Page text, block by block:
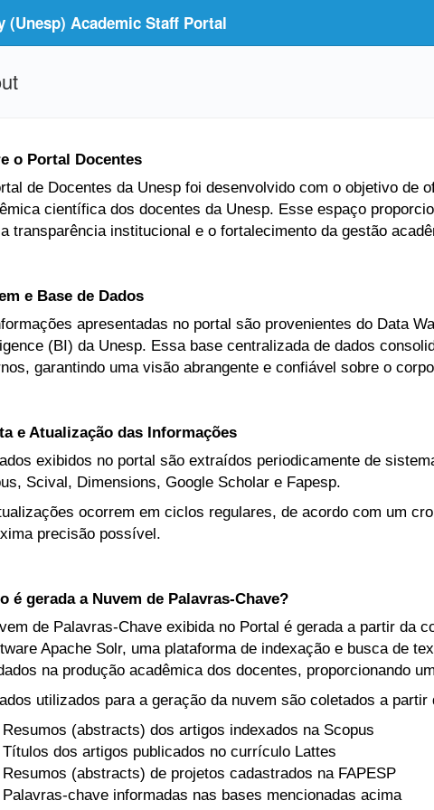
(Unesp) Academic Staff Portal
o Portal Docentes
de Docentes da Unesp foi desenvolvido com o objetivo de
científica dos docentes da Unesp. Esse espaço
transparência institucional e o fortalecimento da gestão
e Base de Dados
apresentadas no portal são provenientes do Data
(BI) da Unesp. Essa base centralizada de dados
garantindo uma visão abrangente e confiável sobre o
e Atualização das Informações
exibidos no portal são extraídos periodicamente de
Scival, Dimensions, Google Scholar e Fapesp.
ocorrem em ciclos regulares, de acordo com um
precisão possível.
é gerada a Nuvem de Palavras-Chave?
de Palavras-Chave exibida no Portal é gerada a partir da
Apache Solr, uma plataforma de indexação e busca de
na produção acadêmica dos docentes, proporcionando
utilizados para a geração da nuvem são coletados a partir
Resumos (abstracts) dos artigos indexados na Scopus
Títulos dos artigos publicados no currículo Lattes
Resumos (abstracts) de projetos cadastrados na FAPESP
Palavras-chave informadas nas bases mencionadas acima